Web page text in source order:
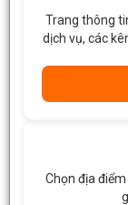
Trang thông
dịch vụ, các
Chọn địa